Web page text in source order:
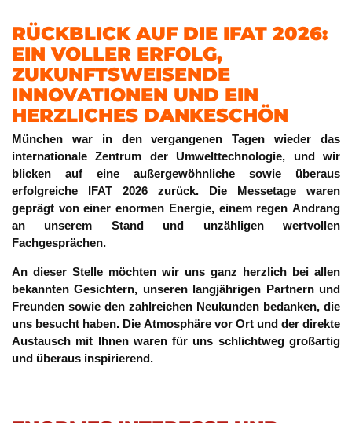
RÜCKBLICK AUF DIE IFAT 2026:
EIN VOLLER ERFOLG,
ZUKUNFTSWEISENDE
INNOVATIONEN UND EIN
HERZLICHES DANKESCHÖN
München war in den vergangenen Tagen wieder das
internationale Zentrum der Umwelttechnologie, und wir
blicken auf eine außergewöhnliche sowie überaus
erfolgreiche IFAT 2026 zurück. Die Messetage waren
geprägt von einer enormen Energie, einem regen Andrang
an unserem Stand und unzähligen wertvollen
Fachgesprächen.
An dieser Stelle möchten wir uns ganz herzlich bei allen
bekannten Gesichtern, unseren langjährigen Partnern und
Freunden sowie den zahlreichen Neukunden bedanken, die
uns besucht haben. Die Atmosphäre vor Ort und der direkte
Austausch mit Ihnen waren für uns schlichtweg großartig
und überaus inspirierend.